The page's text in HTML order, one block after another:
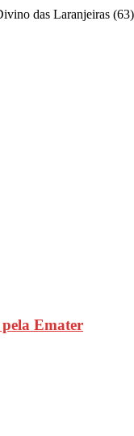
das Laranjeiras
Emater